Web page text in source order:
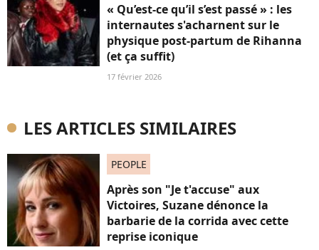
« Qu’est-ce qu’il s’est passé » : les
internautes s'acharnent sur le
physique post-partum de Rihanna
(et ça suffit)
17 février 2026
LES ARTICLES SIMILAIRES
PEOPLE
Après son "Je t'accuse" aux
Victoires, Suzane dénonce la
barbarie de la corrida avec cette
reprise iconique